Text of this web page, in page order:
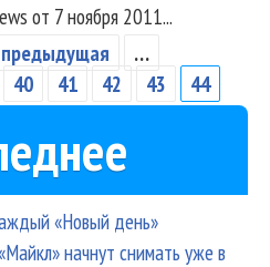
от 7 ноября 2011...
предыдущая
…
40 41 42 43 44
«Новый день»
начнут снимать уже в